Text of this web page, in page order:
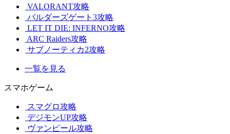
VALORANT攻略
バルダーズゲート3攻略
LET IT DIE: INFERNO攻略
ARC Raiders攻略
サブノーティカ2攻略
一覧を見る
スマホゲーム
スマグロ攻略
デジモンUP攻略
ヴァンピール攻略